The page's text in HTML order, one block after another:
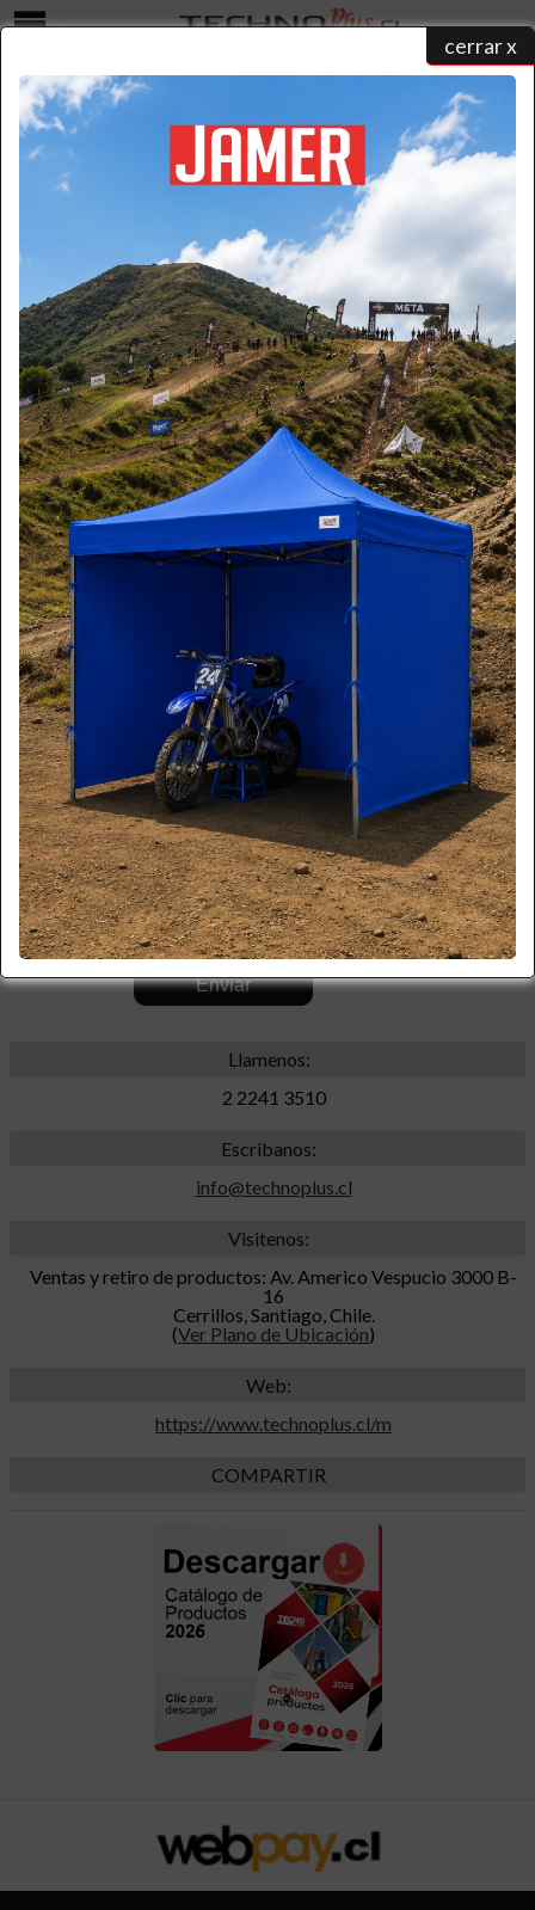
cerrar x
Contacto
home/ contacto
Existen los siguientes metodos de contacto:
Formulario
Por favor ingrese la información necesaria.(* Requerido)
Nombre:
*
Apellido: *
Teléfono:
Celular:
Empresa:
Motivo:
Comentario:
.
Llamenos:
2 2241 3510
Escribanos:
info@technoplus.cl
Visitenos:
Ventas y retiro de productos: Av. Americo Vespucio 3000 B-
16
Cerrillos, Santiago, Chile.
(Ver Plano de Ubicación)
Web:
https://www.technoplus.cl/m
COMPARTIR